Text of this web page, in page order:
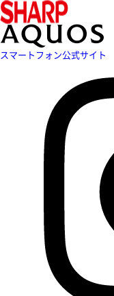
スマートフォン公式サイト